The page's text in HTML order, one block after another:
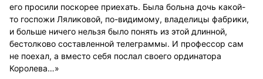
его просили поскорее приехать. Была больна дочь какой-
то госпожи Ляликовой, по-видимому, владелицы фабрики,
и больше ничего нельзя было понять из этой длинной,
бестолково составленной телеграммы. И профессор сам
не поехал, а вместо себя послал своего ординатора
Королева…»